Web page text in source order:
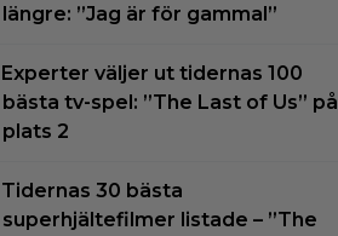
längre: ”Jag är för gammal”
Experter väljer ut tidernas 100
bästa tv-spel: ”The Last of Us” på
plats 2
Tidernas 30 bästa
superhjältefilmer listade – ”The